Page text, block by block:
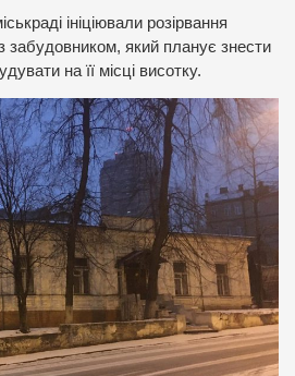
ініціювали розірвання
забудовником, який планує знести
на її місці висотку.